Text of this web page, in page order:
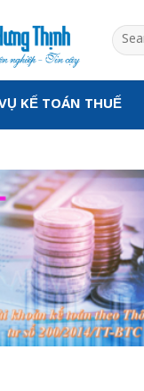
KẾ TOÁN THUẾ